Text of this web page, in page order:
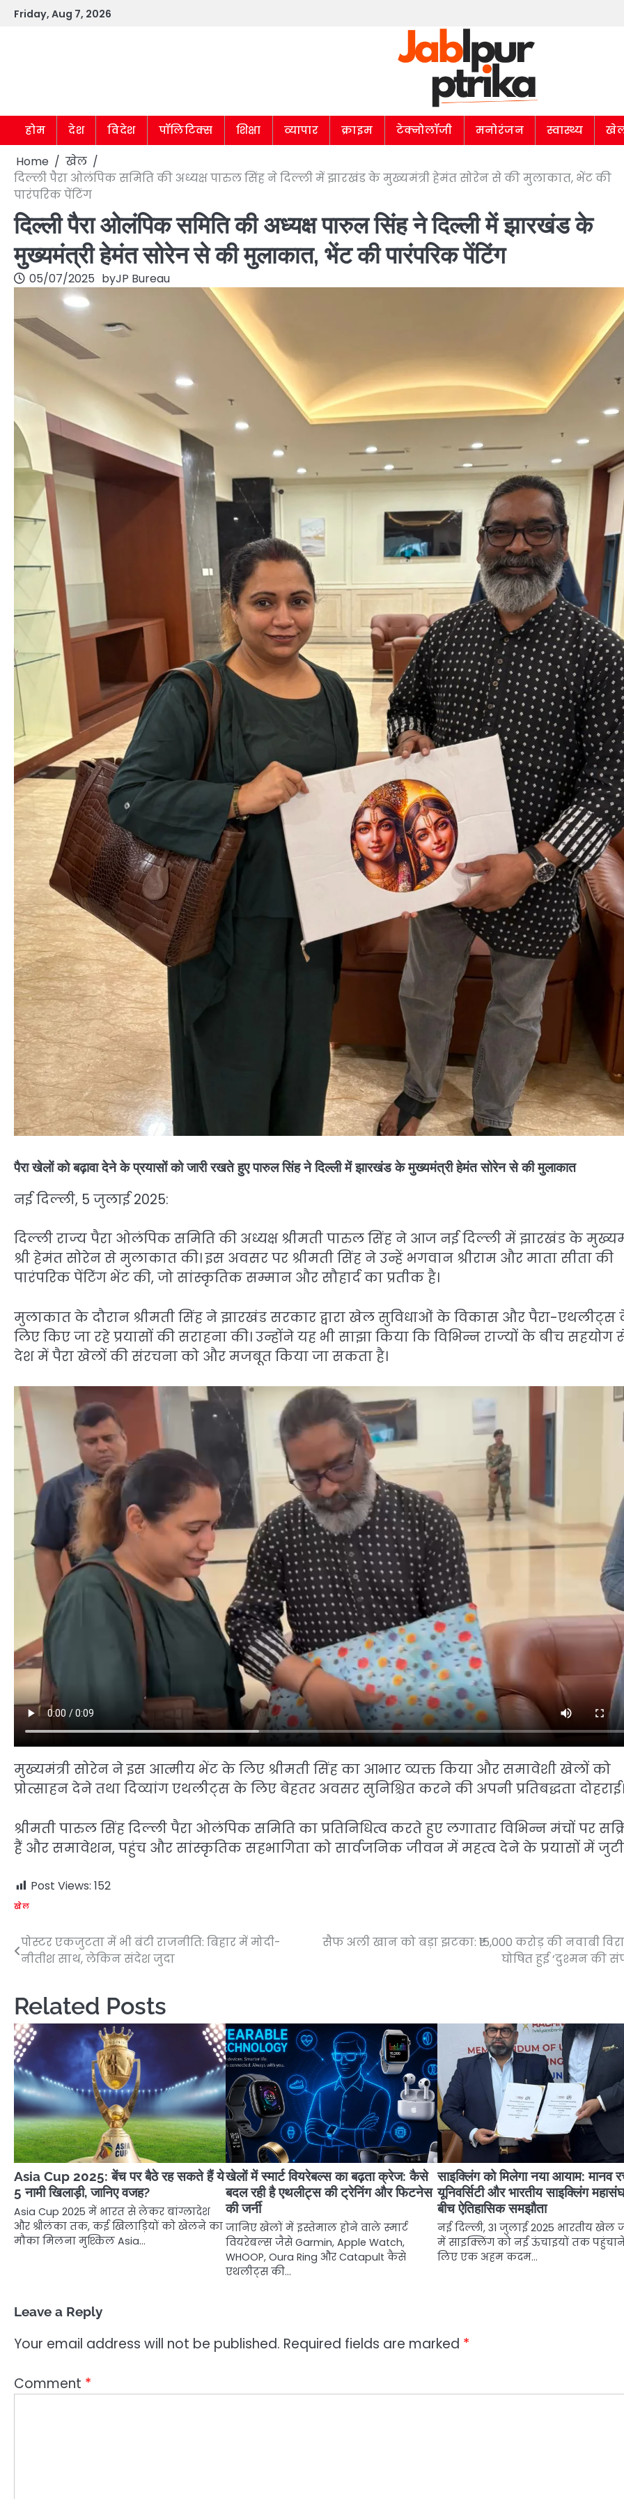
SkipFriday, Aug 7, 2026
होम देश विदेश पॉलिटिक्स शिक्षा व्यापार क्राइम टेक्नोलॉजी मनोरंजन स्वास्थ्य
Home
खेल
दिल्ली पैरा ओलंपिक समिति की अध्यक्ष पारुल सिंह ने दिल्ली में झारखंड के मुख्यमंत्री हेमंत सोरेन से की मुलाकात, भेंट की
पारंपरिक पेंटिंग
दिल्ली पैरा ओलंपिक समिति की अध्यक्ष पारुल सिंह ने दिल्ली में झारखंड के
मुख्यमंत्री हेमंत सोरेन से की मुलाकात, भेंट की पारंपरिक पेंटिंग
05/07/2025 byJP Bureau
पैरा खेलों को बढ़ावा देने के प्रयासों को जारी रखते हुए पारुल सिंह ने दिल्ली में झारखंड के मुख्यमंत्री हेमंत सोरेन से की मुलाकात
नई दिल्ली, 5 जुलाई 2025:
दिल्ली राज्य पैरा ओलंपिक समिति की अध्यक्ष श्रीमती पारुल सिंह ने आज नई दिल्ली में झारखंड के
श्री हेमंत सोरेन से मुलाकात की। इस अवसर पर श्रीमती सिंह ने उन्हें भगवान श्रीराम और माता सीता की
पारंपरिक पेंटिंग भेंट की, जो सांस्कृतिक सम्मान और सौहार्द का प्रतीक है।
मुलाकात के दौरान श्रीमती सिंह ने झारखंड सरकार द्वारा खेल सुविधाओं के विकास और पैरा-एथलीट्स
लिए किए जा रहे प्रयासों की सराहना की। उन्होंने यह भी साझा किया कि विभिन्न राज्यों के बीच सहयोग
देश में पैरा खेलों की संरचना को और मजबूत किया जा सकता है।
मुख्यमंत्री सोरेन ने इस आत्मीय भेंट के लिए श्रीमती सिंह का आभार व्यक्त किया और समावेशी खेलों को
प्रोत्साहन देने तथा दिव्यांग एथलीट्स के लिए बेहतर अवसर सुनिश्चित करने की अपनी प्रतिबद्धता दोहराई।
श्रीमती पारुल सिंह दिल्ली पैरा ओलंपिक समिति का प्रतिनिधित्व करते हुए लगातार विभिन्न मंचों पर
हैं और समावेशन, पहुंच और सांस्कृतिक सहभागिता को सार्वजनिक जीवन में महत्व देने के प्रयासों में जुटी
Post Views: 152
खेल
Post
navigation
पोस्टर एकजुटता में भी बंटी राजनीति: बिहार में मोदी-
नीतीश साथ, लेकिन संदेश जुदा
सैफ अली खान को बड़ा झटका: ₹15,000 करोड़ की नवाबी
घोषित हुई ‘दुश्मन की
Related Posts
Asia Cup 2025: बेंच पर बैठे रह सकते हैं ये
5 नामी खिलाड़ी, जानिए वजह?
Asia Cup 2025 में भारत से लेकर बांग्लादेश
और श्रीलंका तक, कई खिलाड़ियों को खेलने का
मौका मिलना मुश्किल Asia…
खेलों में स्मार्ट वियरेबल्स का बढ़ता क्रेज: कैसे
बदल रही है एथलीट्स की ट्रेनिंग और फिटनेस
की जर्नी
जानिए खेलों में इस्तेमाल होने वाले स्मार्ट
वियरेबल्स जैसे Garmin, Apple Watch,
WHOOP, Oura Ring और Catapult कैसे
एथलीट्स की…
साइक्लिंग को मिलेगा नया आयाम: मानव
यूनिवर्सिटी और भारतीय साइक्लिंग
बीच ऐतिहासिक समझौता
नई दिल्ली, 31 जुलाई 2025 भारतीय खेल
में साइक्लिंग को नई ऊंचाइयों तक
लिए एक अहम कदम…
Leave a Reply
Your email address will not be published. Required fields are marked *
Comment *